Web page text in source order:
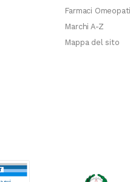
Farmaci
Marchi A-Z
Mappa del sito